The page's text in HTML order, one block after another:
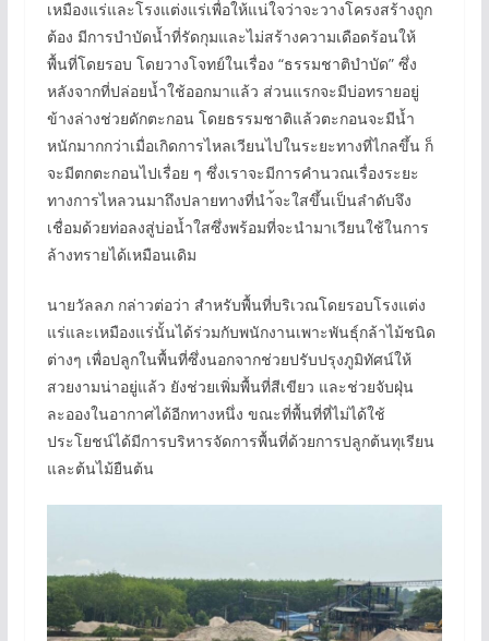
เหมืองแร่และโรงแต่งแร่เพื่อให้แน่ใจว่าจะวางโครงสร้างถูก
ต้อง มีการบำบัดน้ำที่รัดกุมและไม่สร้างความเดือดร้อนให้
พื้นที่โดยรอบ โดยวางโจทย์ในเรื่อง “ธรรมชาติบำบัด” ซึ่ง
หลังจากที่ปล่อยน้ำใช้ออกมาแล้ว ส่วนแรกจะมีบ่อทรายอยู่
ข้างล่างช่วยดักตะกอน โดยธรรมชาติแล้วตะกอนจะมีน้ำ
หนักมากกว่าเมื่อเกิดการไหลเวียนไปในระยะทางที่ไกลขึ้น ก็
จะมีตกตะกอนไปเรื่อย ๆ ซึ่งเราจะมีการคำนวณเรื่องระยะ
ทางการไหลวนมาถึงปลายทางที่นำ้จะใสขึ้นเป็นลำดับจึง
เชื่อมด้วยท่อลงสู่บ่อน้ำใสซึ่งพร้อมที่จะนำมาเวียนใช้ในการ
ล้างทรายได้เหมือนเดิม
นายวัลลภ กล่าวต่อว่า สำหรับพื้นที่บริเวณโดยรอบโรงแต่ง
แร่และเหมืองแร่นั้นได้ร่วมกับพนักงานเพาะพันธุ์กล้าไม้ชนิด
ต่างๆ เพื่อปลูกในพื้นที่ซึ่งนอกจากช่วยปรับปรุงภูมิทัศน์ให้
สวยงามน่าอยู่แล้ว ยังช่วยเพิ่มพื้นที่สีเขียว และช่วยจับฝุ่น
ละอองในอากาศได้อีกทางหนึ่ง ขณะที่พื้นที่ที่ไม่ได้ใช้
ประโยชน์ได้มีการบริหารจัดการพื้นที่ด้วยการปลูกต้นทุเรียน
และต้นไม้ยืนต้น